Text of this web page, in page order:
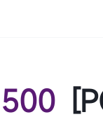
500